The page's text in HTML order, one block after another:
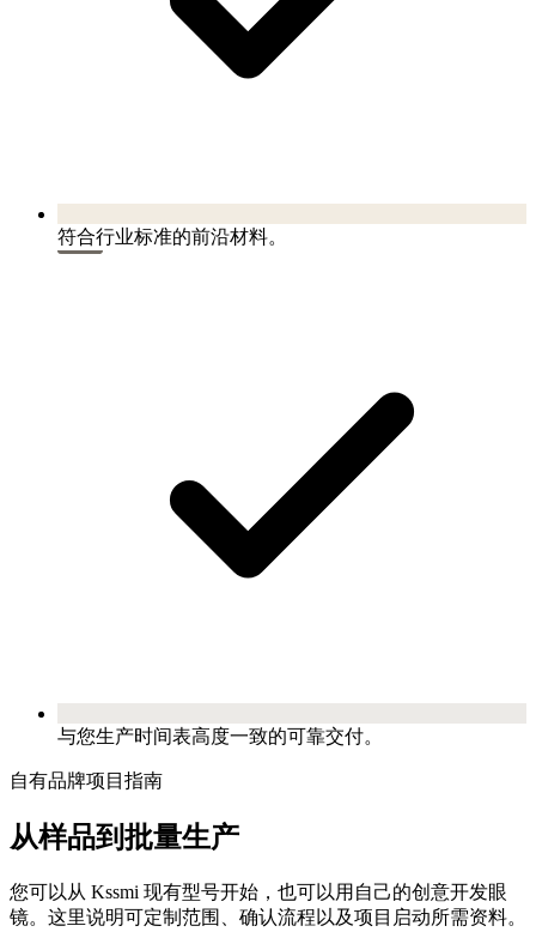
符合行业标准的前沿材料。
与您生产时间表高度一致的可靠交付。
自有品牌项目指南
从样品到批量生产
您可以从 Kssmi 现有型号开始，也可以用自己的创意开发眼
镜。这里说明可定制范围、确认流程以及项目启动所需资料。